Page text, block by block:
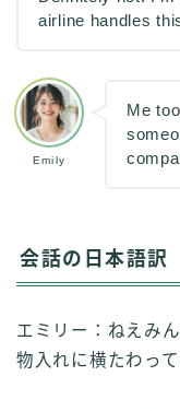
airline handles
Emily
Me
会話の日本語訳
エミリー：ねえみ
物入れに横たわっ